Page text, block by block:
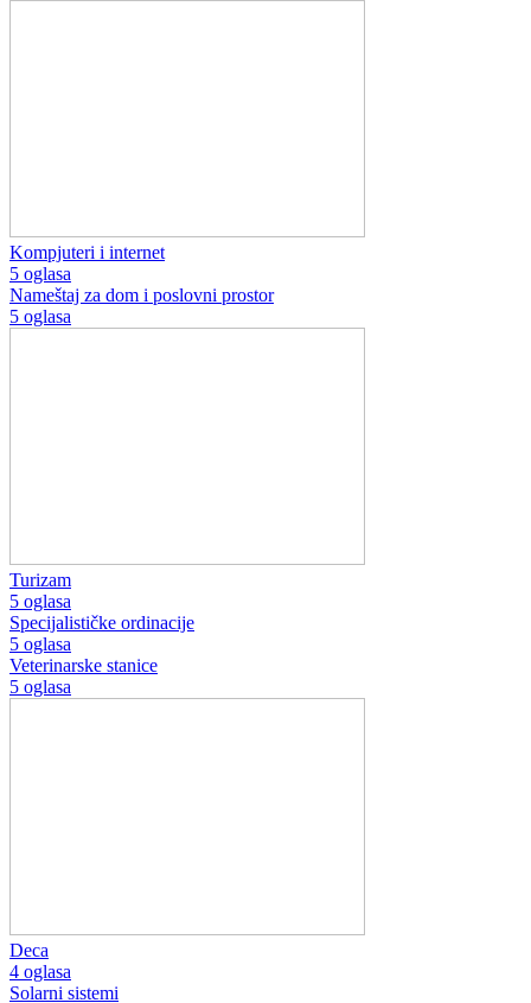
Kompjuteri i internet
5 oglasa
Nameštaj za dom i poslovni prostor
5 oglasa
Turizam
5 oglasa
Specijalističke ordinacije
5 oglasa
Veterinarske stanice
5 oglasa
Deca
4 oglasa
Solarni sistemi